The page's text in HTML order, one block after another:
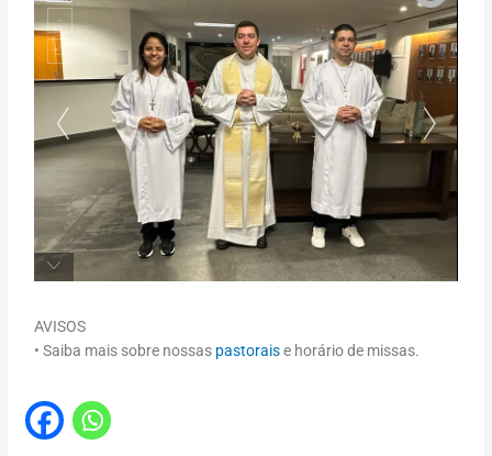
AVISOS
• Saiba mais sobre nossas pastoraise horário de missas.